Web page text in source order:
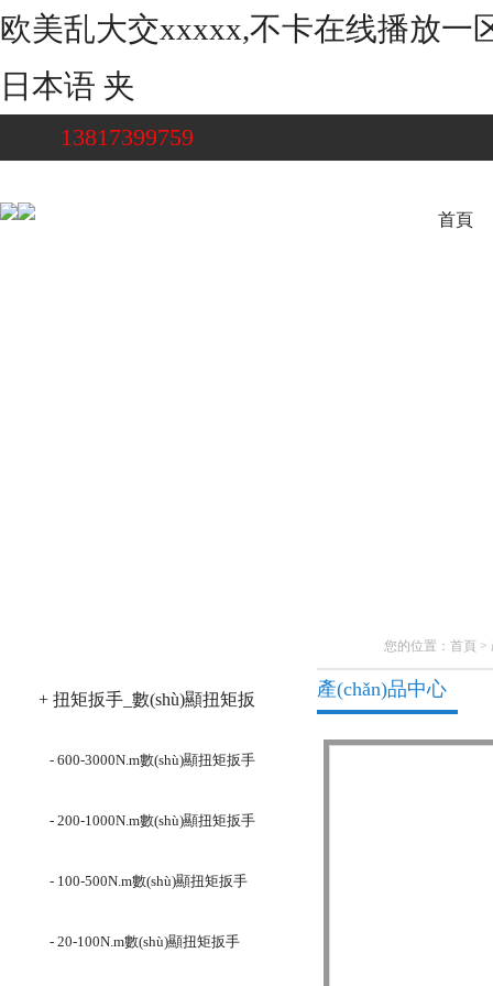
欧美乱大交xxxxx,不卡在线播放一
日本语 夹
13817399759
首頁
+ 扭矩扳手_數(shù)顯扭矩扳
- 600-3000N.m數(shù)顯扭矩扳手
- 200-1000N.m數(shù)顯扭矩扳手
- 100-500N.m數(shù)顯扭矩扳手
- 20-100N.m數(shù)顯扭矩扳手
您的位置： 首頁 >
產(chǎn)品中心